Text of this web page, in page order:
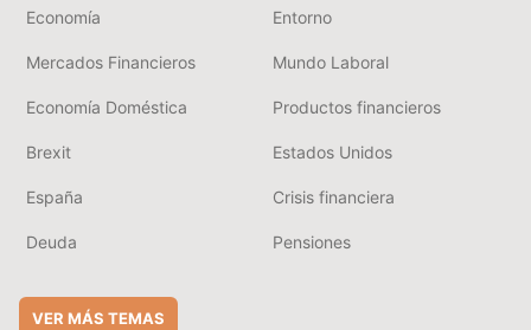
Economía Entorno
Mercados Financieros Mundo Laboral
Economía Doméstica Productos financieros
Brexit Estados Unidos
España Crisis financiera
Deuda Pensiones
VER MÁS TEMAS